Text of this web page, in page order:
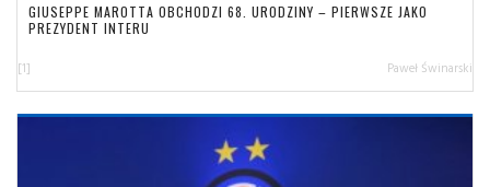
GIUSEPPE MAROTTA OBCHODZI 68. URODZINY – PIERWSZE JAKO
PREZYDENT INTERU
[1] Paweł Świnarski